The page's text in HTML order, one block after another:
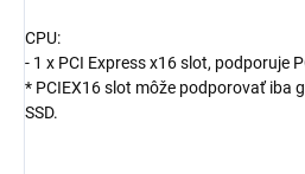
CPU:
- 1 x PCI Express x16 slot, podporuje
* PCIEX16 slot môže podporovať iba
SSD.